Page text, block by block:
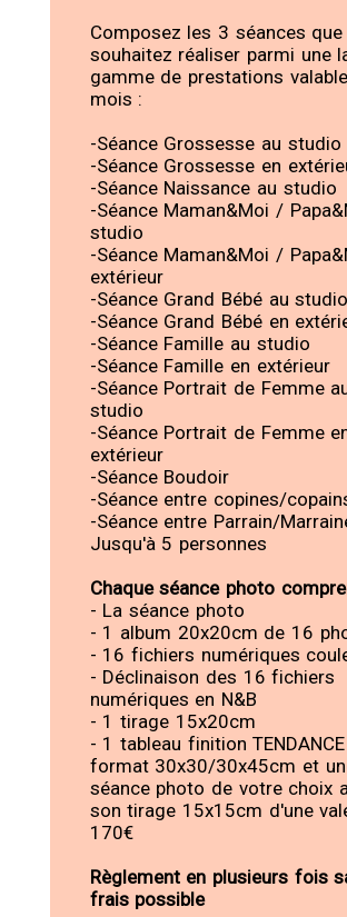
Composez les 3 séances que
souhaitez réaliser parmi une
gamme de prestations
mois :
-Séance Grossesse au studio
-Séance Grossesse en
-Séance Naissance au studio
-Séance Maman&Moi /
studio
-Séance Maman&Moi /
extérieur
-Séance Grand Bébé au studio
-Séance Grand Bébé en
-Séance Famille au studio
-Séance Famille en extérieur
-Séance Portrait de Femme
studio
-Séance Portrait de Femme
extérieur
-Séance Boudoir
-Séance entre copines/
-Séance entre Parrain/
Jusqu'à 5 personnes
Chaque séance photo
- La séance photo
- 1 album 20x20cm de 16
- 16 fichiers numériques
- Déclinaison des 16 fichiers
numériques en N&B
- 1 tirage 15x20cm
- 1 tableau finition
format 30x30/30x45cm et
séance photo de votre choix
son tirage 15x15cm d'une
170€
Règlement en plusieurs fois
frais possible